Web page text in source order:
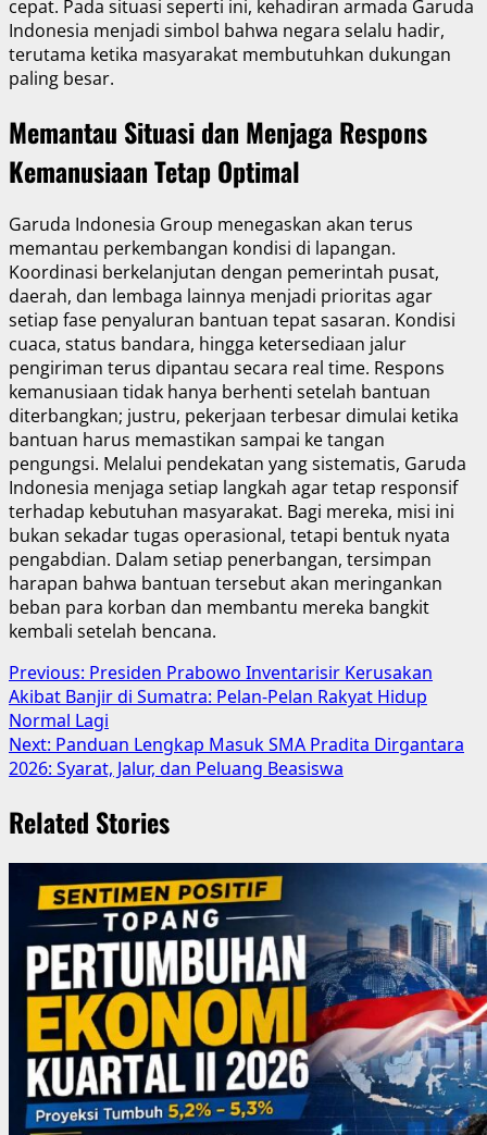
cepat. Pada situasi seperti ini, kehadiran armada Garuda
Indonesia menjadi simbol bahwa negara selalu hadir,
terutama ketika masyarakat membutuhkan dukungan
paling besar.
Memantau Situasi dan Menjaga Respons
Kemanusiaan Tetap Optimal
Garuda Indonesia Group menegaskan akan terus
memantau perkembangan kondisi di lapangan.
Koordinasi berkelanjutan dengan pemerintah pusat,
daerah, dan lembaga lainnya menjadi prioritas agar
setiap fase penyaluran bantuan tepat sasaran. Kondisi
cuaca, status bandara, hingga ketersediaan jalur
pengiriman terus dipantau secara real time. Respons
kemanusiaan tidak hanya berhenti setelah bantuan
diterbangkan; justru, pekerjaan terbesar dimulai ketika
bantuan harus memastikan sampai ke tangan
pengungsi. Melalui pendekatan yang sistematis, Garuda
Indonesia menjaga setiap langkah agar tetap responsif
terhadap kebutuhan masyarakat. Bagi mereka, misi ini
bukan sekadar tugas operasional, tetapi bentuk nyata
pengabdian. Dalam setiap penerbangan, tersimpan
harapan bahwa bantuan tersebut akan meringankan
beban para korban dan membantu mereka bangkit
kembali setelah bencana.
Post
navigation
Previous: Presiden Prabowo Inventarisir Kerusakan
Akibat Banjir di Sumatra: Pelan-Pelan Rakyat Hidup
Normal Lagi
Next: Panduan Lengkap Masuk SMA Pradita Dirgantara
2026: Syarat, Jalur, dan Peluang Beasiswa
Related Stories